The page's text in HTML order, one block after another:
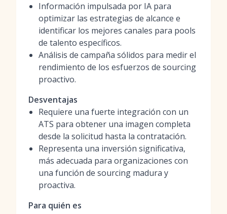
Información impulsada por IA para
optimizar las estrategias de alcance e
identificar los mejores canales para pools
de talento específicos.
Análisis de campaña sólidos para medir el
rendimiento de los esfuerzos de sourcing
proactivo.
Desventajas
Requiere una fuerte integración con un
ATS para obtener una imagen completa
desde la solicitud hasta la contratación.
Representa una inversión significativa,
más adecuada para organizaciones con
una función de sourcing madura y
proactiva.
Para quién es